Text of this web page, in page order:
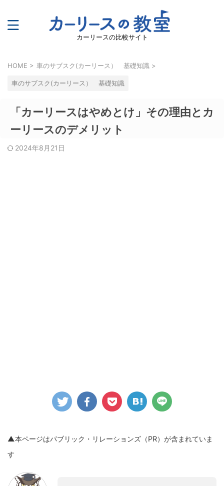
カーリースの比較サイト
HOME > 車のサブスク(カーリース） 基礎知識 >
車のサブスク(カーリース） 基礎知識
「カーリースはやめとけ」その理由とカ
ーリースのデメリット
2024年8月21日
▲本ページはパブリック・リレーションズ（PR） が含まれていま
す